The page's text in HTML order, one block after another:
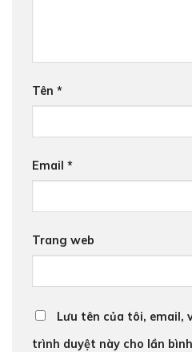
Tên *
Email *
Trang web
Lưu tên của tôi, email,
trình duyệt này cho lần